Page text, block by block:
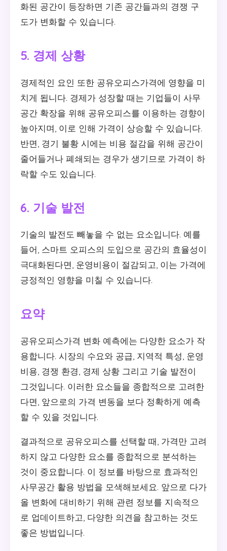
화된 공간이 등장하면 기존 공간들과의 경쟁 구
도가 변화할 수 있습니다.
5. 경제 상황
경제적인 요인 또한 공유오피스가격에 영향을 미
치게 됩니다. 경제가 성장할 때는 기업들이 사무
공간 확장을 위해 공유오피스를 이용하는 경향이
높아지며, 이로 인해 가격이 상승할 수 있습니다.
반면, 경기 불황 시에는 비용 절감을 위해 공간이
줄어들거나 폐쇄되는 경우가 생기므로 가격이 하
락할 수도 있습니다.
6. 기술 발전
기술의 발전도 빼놓을 수 없는 요소입니다. 예를
들어, 스마트 오피스의 도입으로 공간의 효율성이
극대화된다면, 운영비용이 절감되고, 이는 가격에
긍정적인 영향을 미칠 수 있습니다.
요약
공유오피스가격 변화 예측에는 다양한 요소가 작
용합니다. 시장의 수요와 공급, 지역적 특성, 운영
비용, 경쟁 환경, 경제 상황 그리고 기술 발전이
그것입니다. 이러한 요소들을 종합적으로 고려한
다면, 앞으로의 가격 변동을 보다 정확하게 예측
할 수 있을 것입니다.
결과적으로 공유오피스를 선택할 때, 가격만 고려
하지 않고 다양한 요소를 종합적으로 분석하는
것이 중요합니다. 이 정보를 바탕으로 효과적인
사무공간 활용 방법을 모색해보세요. 앞으로 다가
올 변화에 대비하기 위해 관련 정보를 지속적으
로 업데이트하고, 다양한 의견을 참고하는 것도
좋은 방법입니다.